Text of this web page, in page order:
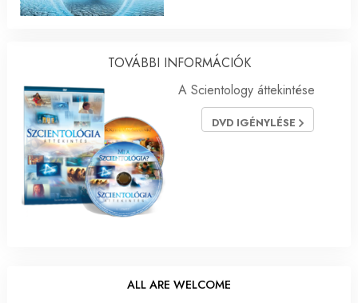
TOVÁBBI INFORMÁCIÓK
A Scientology áttekintése
DVD IGÉNYLÉSE
ALL ARE WELCOME